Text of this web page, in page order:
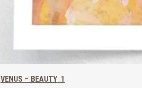
VENUS – BEAUTY_1